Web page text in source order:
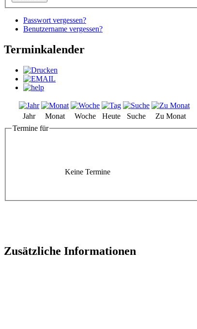
Passwort vergessen?
Benutzername vergessen?
Terminkalender
Jahr Monat Woche Heute Suche
Zu Monat
Termine für
Keine Termine
Zusätzliche Informationen